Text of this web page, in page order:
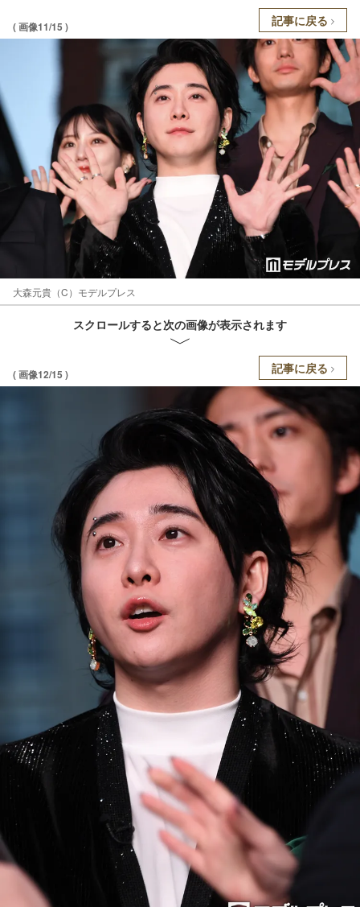
( 画像11/15 ) 記事に戻る
大森元貴（C）モデルプレス
スクロールすると次の画像が表示されます
( 画像12/15 ) 記事に戻る